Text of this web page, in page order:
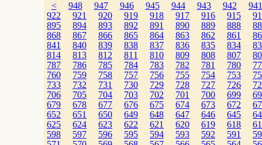
< 948 947 946 945 944 943 942 941
922
921 920 919 918 917 916 915
895
894 893 892 891 890 889 888
868
867 866 865 864 863 862 861
841
840 839 838 837 836 835 834
814
813 812 811 810 809 808 807
787
786 785 784 783 782 781 780
760
759 758 757 756 755 754 753
733
732 731 730 729 728 727 726
706
705 704 703 702 701 700 699
679
678 677 676 675 674 673 672
652
651 650 649 648 647 646 645
625
624 623 622 621 620 619 618
598
597 596 595 594 593 592 591